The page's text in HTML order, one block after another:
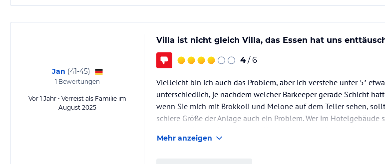
Jan (41-45)
1 Bewertungen
Vor 1 Jahr • Verreist als Familie im
August 2025
Villa ist nicht gleich Villa, das Essen hat uns
4 / 6
Vielleicht bin ich auch das Problem, aber ich verstehe unter 5*
unterschiedlich, je nachdem welcher Barkeeper gerade Schicht
wenn Sie mich mit Brokkoli und Melone auf dem Teller sehen,
schiere Größe der Anlage auch ein Problem. Wer im
Mehr anzeigen